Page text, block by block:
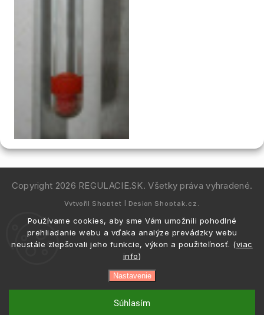
Používame cookies, aby sme Vám umožnili pohodlné
prehliadanie webu a vďaka analýze prevádzky webu
neustále zlepšovali jeho funkcie, výkon a použiteľnosť. (viac
info)
Nastavenie
Súhlasím
Copyright 2026 REGULACIE.SK. Všetky práva vyhradené.
Vytvořil Shoptet | Design Shoptak.cz.